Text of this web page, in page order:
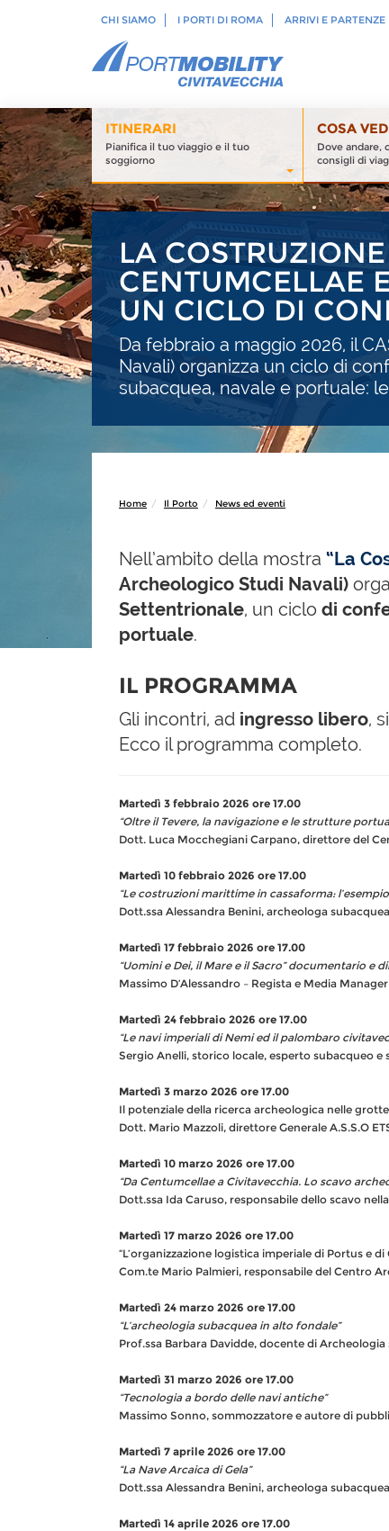
CHI SIAMO I PORTI DI ROMA ARRIVI E PARTENZE
ITINERARI
Pianifica il tuo viaggio e il tuo
soggiorno
COSA
Dove andare,
consigli di
LA
CENTUMCELLAE
UN CICLO DI
Da febbraio a maggio 2026, il
Navali) organizza un ciclo di
subacquea, navale e portuale:
Home Il Porto News ed eventi
Nell’ambito della mostra “La
Archeologico Studi Navali)
Settentrionale, un ciclo di
portuale.
IL PROGRAMMA
Gli incontri, ad ingresso libero,
Ecco il programma completo.
Martedì 3 febbraio 2026 ore 17.00
“Oltre il Tevere, la navigazione e le strutture
Dott. Luca Mocchegiani Carpano, direttore del
Martedì 10 febbraio 2026 ore 17.00
“Le costruzioni marittime in cassaforma:
Dott.ssa Alessandra
Martedì 17 febbraio 2026 ore 17.00
“Uomini e Dei, il Mare e il Sacro” documentario e
Massimo D’Alessandro – Regista e Media
Martedì 24 febbraio 2026 ore 17.00
“Le navi imperiali di Nemi ed il palombaro
Sergio Anelli, storico locale, esperto subacqueo e
Martedì 3 marzo 2026 ore 17.00
Il potenziale della ricerca
Dott. Mario Mazzoli, direttore Generale A.S.S.O
Martedì 10 marzo 2026 ore 17.00
“Da Centumcellae a Civitavecchia. Lo scavo
Dott.ssa Ida Caruso, responsabile dello scavo
Martedì 17 marzo 2026 ore 17.00
“L’organizzazione logistica imperiale di Portus e
Com.te Mario Palmieri, responsabile del Centro
Martedì 24 marzo 2026 ore 17.00
“L’archeologia subacquea in alto fondale”
Prof.ssa Barbara Davidde, docente di
Martedì 31 marzo 2026 ore 17.00
“Tecnologia a bordo delle navi antiche”
Massimo Sonno, sommozzatore e autore di
Martedì 7 aprile 2026 ore 17.00
“La Nave Arcaica di Gela”
Dott.ssa Alessandra Benini, archeologa
Martedì 14 aprile 2026 ore 17.00